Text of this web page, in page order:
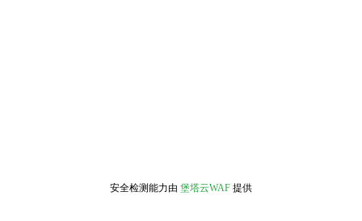
安全检测能力由 堡塔云WAF 提供